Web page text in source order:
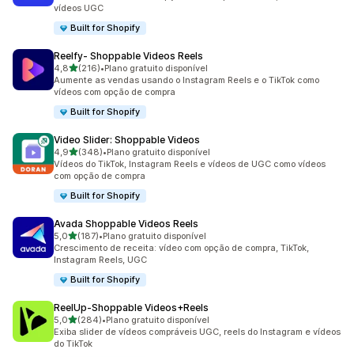
vídeos UGC
Built for Shopify
Reelfy‑ Shoppable Videos Reels
4,8de 5 estrelas
(216)
216 avaliações ao todo
•Plano gratuito disponível
Aumente as vendas usando o Instagram Reels e o TikTok como
vídeos com opção de compra
Built for Shopify
Video Slider: Shoppable Videos
4,9de 5 estrelas
(348)
348 avaliações ao todo
•Plano gratuito disponível
Vídeos do TikTok, Instagram Reels e vídeos de UGC como vídeos
com opção de compra
Built for Shopify
Avada Shoppable Videos Reels
5,0de 5 estrelas
(187)
187 avaliações ao todo
•Plano gratuito disponível
Crescimento de receita: vídeo com opção de compra, TikTok,
Instagram Reels, UGC
Built for Shopify
ReelUp‑Shoppable Videos+Reels
5,0de 5 estrelas
(284)
284 avaliações ao todo
•Plano gratuito disponível
Exiba slider de vídeos compráveis UGC, reels do Instagram e vídeos
do TikTok